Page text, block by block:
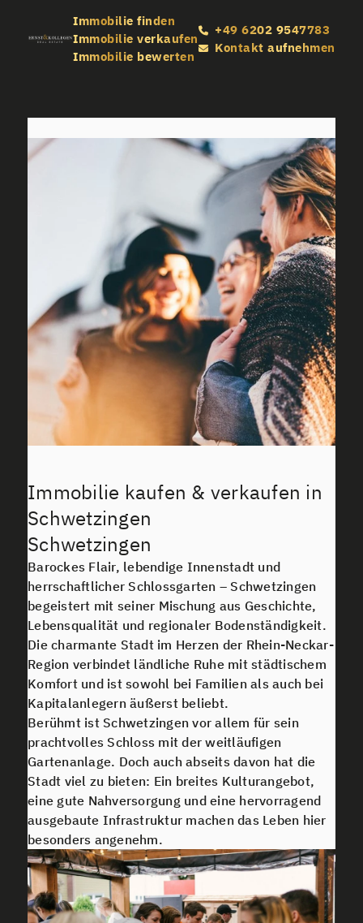
Immobilie finden
Immobilie verkaufen
Immobilie bewerten
+49 6202 9547783
Kontakt aufnehmen
Immobilie kaufen & verkaufen in
Schwetzingen
Schwetzingen
Barockes Flair, lebendige Innenstadt und
herrschaftlicher Schlossgarten – Schwetzingen
begeistert mit seiner Mischung aus Geschichte,
Lebensqualität und regionaler Bodenständigkeit.
Die charmante Stadt im Herzen der Rhein-Neckar-
Region verbindet ländliche Ruhe mit städtischem
Komfort und ist sowohl bei Familien als auch bei
Kapitalanlegern äußerst beliebt.
Berühmt ist Schwetzingen vor allem für sein
prachtvolles Schloss mit der weitläufigen
Gartenanlage. Doch auch abseits davon hat die
Stadt viel zu bieten: Ein breites Kulturangebot,
eine gute Nahversorgung und eine hervorragend
ausgebaute Infrastruktur machen das Leben hier
besonders angenehm.